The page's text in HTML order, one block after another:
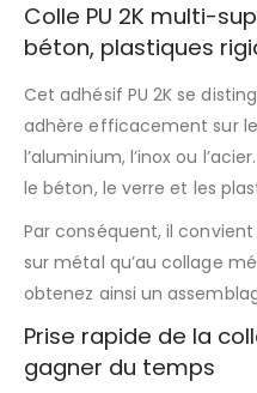
Colle PU 2K multi-
béton, plastiques
Cet adhésif PU 2K se
adhère efficacement sur
l’aluminium, l’inox ou
le béton, le verre et les
Par conséquent, il
sur métal qu’au collage
obtenez ainsi un
Prise rapide de la
gagner du temps